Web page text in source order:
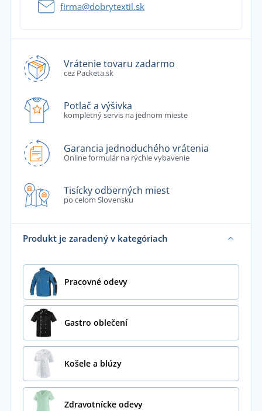
firma@dobrytextil.sk
Vrátenie tovaru zadarmo
cez Packeta.sk
Potlač a výšivka
kompletný servis na jednom mieste
Garancia jednoduchého vrátenia
Online formulár na rýchle vybavenie
Tisícky odberných miest
po celom Slovensku
Produkt je zaradený v kategóriach
Pracovné odevy
Gastro oblečení
Košele a blúzy
Zdravotnícke odevy